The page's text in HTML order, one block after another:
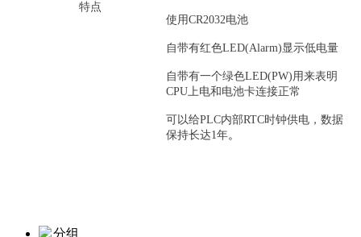
特点
使用CR2032电池
自带有红色LED(Alarm)显示低电量
自带有一个绿色LED(PW)用来表明
CPU上电和电池卡连接正常
可以给PLC内部RTC时钟供电，数据
保持长达1年。